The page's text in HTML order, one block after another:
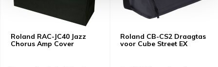
Roland RAC-JC40 Jazz
Chorus Amp Cover
Roland CB-CS2 Draagtas
voor Cube Street EX